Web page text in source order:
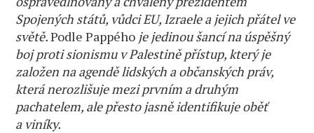
Spojených států, vůdci EU, Izraele a jejich přátel ve
světě.Podle Pappého je jedinou šancí na úspěšný
boj proti sionismu v Palestině přístup, který je
založen na agendě lidských a občanských práv,
která nerozlišuje mezi prvním a druhým
pachatelem, ale přesto jasně identifikuje oběť
a viníky.